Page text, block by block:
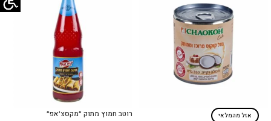
אזל מהמלאי רוטב חמוץ מתוק ״מקסצ׳אפ״